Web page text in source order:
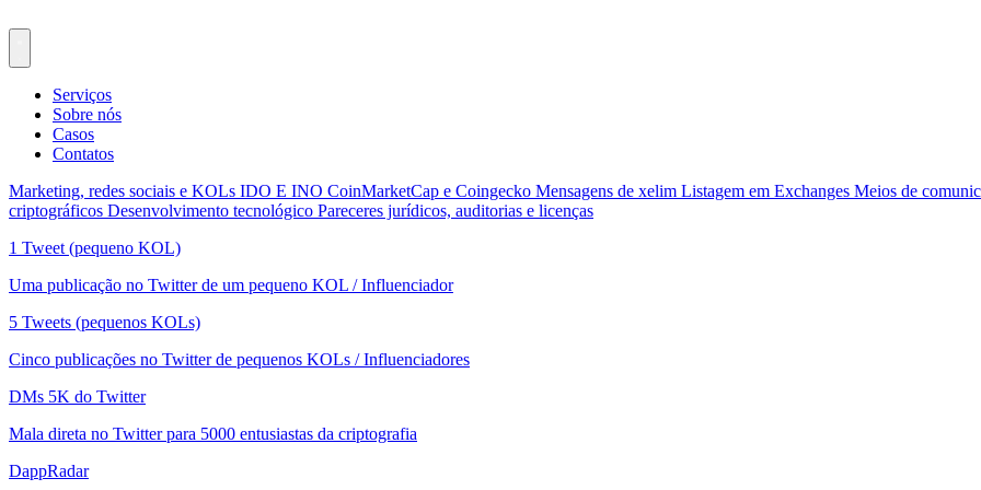
Serviços
Sobre nós
Casos
Contatos
Marketing, redes sociais e KOLs IDO E INO CoinMarketCap e Coingecko Mensagens de xelim Listagem em Exchanges Meios de
criptográficos Desenvolvimento tecnológico Pareceres jurídicos, auditorias e licenças
1 Tweet (pequeno KOL)
Uma publicação no Twitter de um pequeno KOL / Influenciador
5 Tweets (pequenos KOLs)
Cinco publicações no Twitter de pequenos KOLs / Influenciadores
DMs 5K do Twitter
Mala direta no Twitter para 5000 entusiastas da criptografia
DappRadar